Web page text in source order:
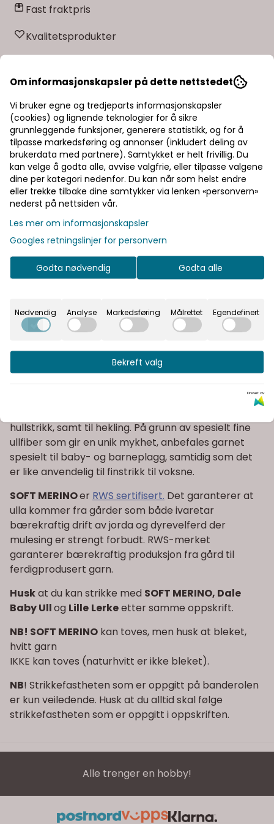
ferdigprodusert garn. Husk at du kan strikke med SOFT
MERINO, Dale Baby Ull og Lille Lerke etter samme oppskrift.
NB! SOFT MERINO kan toves, men husk at bleket, hvitt garn
IKKE kan toves (naturhvitt er ikke bleket). NB !
veiledende. Husk at du alltid skal følge strikkefastheten som
Fast fraktpris
Kvalitetsprodukter
Informasjon
Fiberinnhold: 100% Merino Extra Fine
Vekt og løpelengde: 50 gram = ca. 187 meter
Strikkefasthet: 28 masker masker på strikkepinne nr.
3 = 10 cm
Land: Italy
SOFT MERINOer spunnet av 100 % ekstra fin, naturlig
merinoull. Garnet er ikke superwashbehandlet, noe
som ivaretar ullas opprinnelige egenskaper. Det
Dermed får man et unikt og miljøvennlig merinogarn
uten noen form for plastbelegg.
SOFT MERINOer et spesielt flott garn til alle typer
finere strikkeplagg, og for deg som ønsker et mykt
hullstrikk, samt til hekling. På grunn av spesielt fine
ullfiber som gir en unik mykhet, anbefales garnet
spesielt til baby- og barneplagg, samtidig som det
er like anvendelig til finstrikk til voksne.
SOFT MERINOer RWS sertifisert. Det garanterer at
ulla kommer fra gårder som både ivaretar
bærekraftig drift av jorda og dyrevelferd der
mulesing er strengt forbudt. RWS-merket
garanterer bærekraftig produksjon fra gård til
ferdigprodusert garn.
Huskat du kan strikke med SOFT MERINO, Dale
Baby Ullog Lille Lerkeetter samme oppskrift.
NB! SOFT MERINO kan toves, men husk at bleket,
hvitt garn
IKKE kan toves (naturhvitt er ikke bleket).
NB! Strikkefastheten som er oppgitt på banderolen
er kun veiledende. Husk at du alltid skal følge
strikkefastheten som er oppgitt i oppskriften.
Alle trenger en hobby!
Om informasjonskapsler på dette nettstedet
Vi bruker egne og tredjeparts informasjonskapsler
(cookies) og lignende teknologier for å sikre
grunnleggende funksjoner, generere statistikk, og for å
tilpasse markedsføring og annonser (inkludert deling av
brukerdata med partnere). Samtykket er helt frivillig. Du
kan velge å godta alle, avvise valgfrie, eller tilpasse valgene
dine per kategori nedenfor. Du kan når som helst endre
eller trekke tilbake dine samtykker via lenken «personvern»
nederst på nettsiden vår.
Les mer om informasjonskapsler
Googles retningslinjer for personvern
Godta nødvendig Godta alle
Nødvendig Analyse Markedsføring Målrettet Egendefinert
Bekreft valg
Drevet av